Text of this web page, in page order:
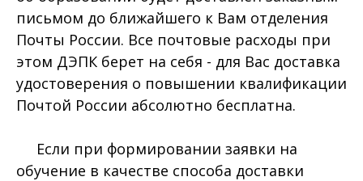
письмом до ближайшего к Вам отделения
Почты России. Все почтовые расходы при
этом ДЭПК берет на себя - для Вас доставка
удостоверения о повышении квалификации
Почтой России абсолютно бесплатна.
Если при формировании заявки на
обучение в качестве способа доставки